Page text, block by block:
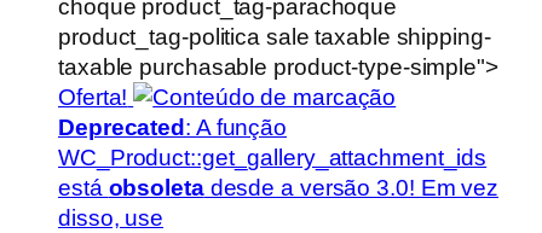
choque product_tag-parachoque
product_tag-politica sale taxable shipping-
taxable purchasable product-type-simple">
Oferta!
Deprecated : A função
WC_Product::get_gallery_attachment_ids
está obsoletadesde a versão 3.0! Em vez
disso, use